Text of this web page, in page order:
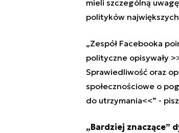
mieli szczególną
polityków
„Zespół Facebooka
polityczne opisywały
Sprawiedliwość oraz
społecznościowe o
do utrzymania<<” -
„Bardziej znaczące”